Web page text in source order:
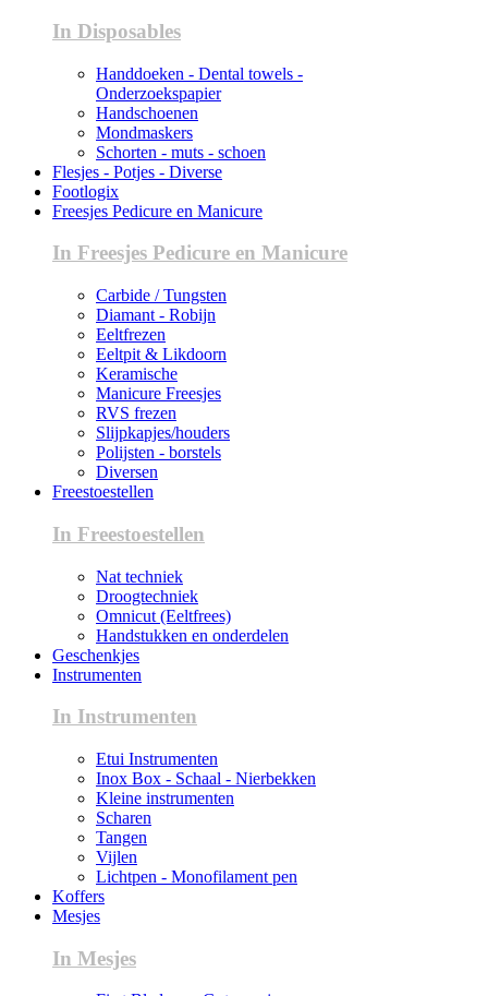
In Disposables
Handdoeken - Dental towels -
Onderzoekspapier
Handschoenen
Mondmaskers
Schorten - muts - schoen
Flesjes - Potjes - Diverse
Footlogix
Freesjes Pedicure en Manicure
In Freesjes Pedicure en Manicure
Carbide / Tungsten
Diamant - Robijn
Eeltfrezen
Eeltpit & Likdoorn
Keramische
Manicure Freesjes
RVS frezen
Slijpkapjes/houders
Polijsten - borstels
Diversen
Freestoestellen
In Freestoestellen
Nat techniek
Droogtechniek
Omnicut (Eeltfrees)
Handstukken en onderdelen
Geschenkjes
Instrumenten
In Instrumenten
Etui Instrumenten
Inox Box - Schaal - Nierbekken
Kleine instrumenten
Scharen
Tangen
Vijlen
Lichtpen - Monofilament pen
Koffers
Mesjes
In Mesjes